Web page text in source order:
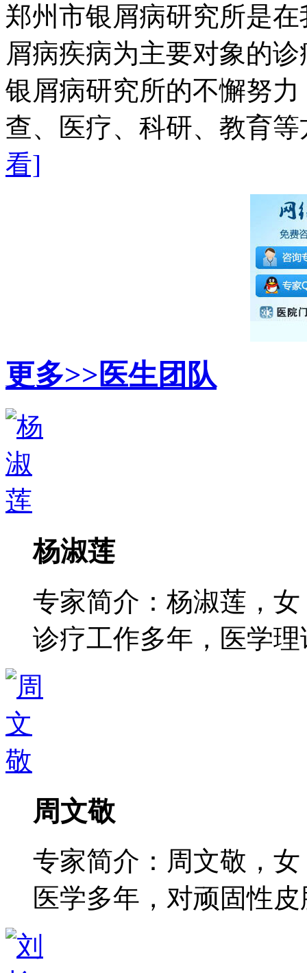
郑州市银屑病研究所是
屑病疾病为主要对象的
银屑病研究所的不懈努
查、医疗、科研、教育
看]
更多>>医生团队
杨淑莲
专家简介：杨淑莲，
诊疗工作多年，医学理
周文敬
专家简介：周文敬，
医学多年，对顽固性皮